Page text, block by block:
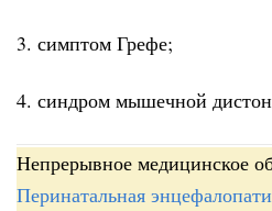
3. симптом Грефе;
4. синдром мышечной
Непрерывное медицинское
Перинатальная